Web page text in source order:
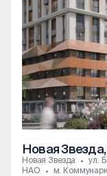
Новая
Новая Звезда
ул.
НАО
м.